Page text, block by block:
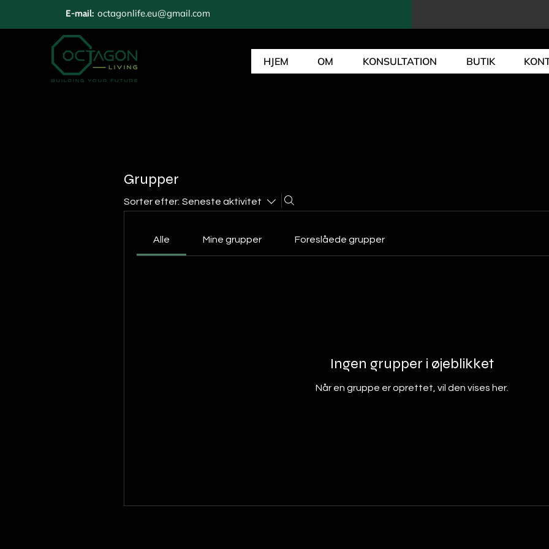
E-mail: octagonlife.eu@gmail.com
HJEM OM KONSULTATION BUTIK
Grupper
Sorter efter: Seneste aktivitet
Alle Mine grupper Foreslåede grupper
Ingen grupper i øjeblikket
Når en gruppe er oprettet, vil den vises her.